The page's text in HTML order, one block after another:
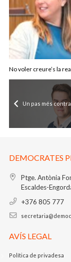
No voler creure’s la
Un pas més
DEMOCRATES
Ptge. Antònia
Escaldes-
+376 805 777
AVÍS LEGAL
Política de privadesa